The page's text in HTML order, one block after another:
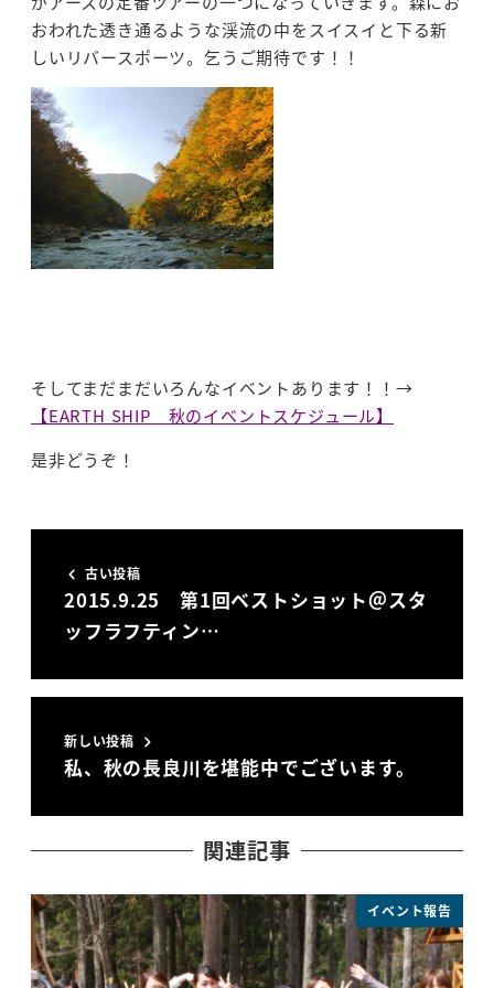
おわれた透き通るような渓流の中をスイスイと下る新
しいリバースポーツ。乞うご期待です！！
そしてまだまだいろんなイベントあります！！→
【EARTH SHIP 秋のイベントスケジュール】
是非どうぞ！
古い投稿
2015.9.25 第1回ベストショット＠スタ
ッフラフティン…
新しい投稿
私、秋の長良川を堪能中でございます。
関連記事
イベント報告